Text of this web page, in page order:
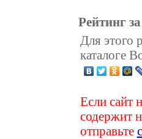
Рейтинг
Для этого
каталоге
Если сайт
содержит
отправьте